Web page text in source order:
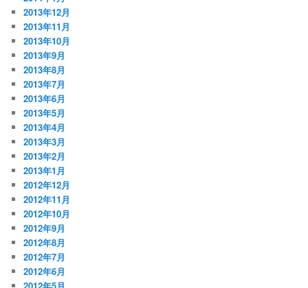
2013年12月
2013年11月
2013年10月
2013年9月
2013年8月
2013年7月
2013年6月
2013年5月
2013年4月
2013年3月
2013年2月
2013年1月
2012年12月
2012年11月
2012年10月
2012年9月
2012年8月
2012年7月
2012年6月
2012年5月